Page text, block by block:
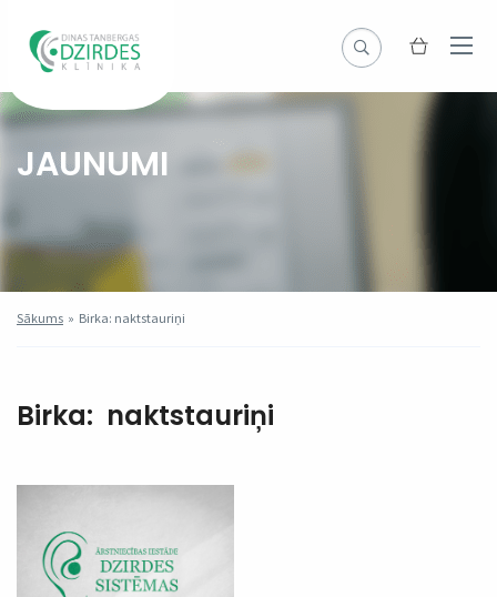
JAUNUMI
Sākums » Birka: naktstauriņi
Birka: naktstauriņi